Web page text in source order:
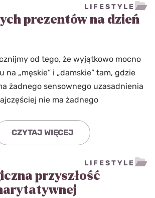
LIFESTYLE
prezentów na dzień
od tego, że wyjątkowo mocno
na „męskie” i „damskie” tam, gdzie
żadnego sensownego uzasadnienia
nie ma żadnego
CZYTAJ WIĘCEJ
LIFESTYLE
przyszłość